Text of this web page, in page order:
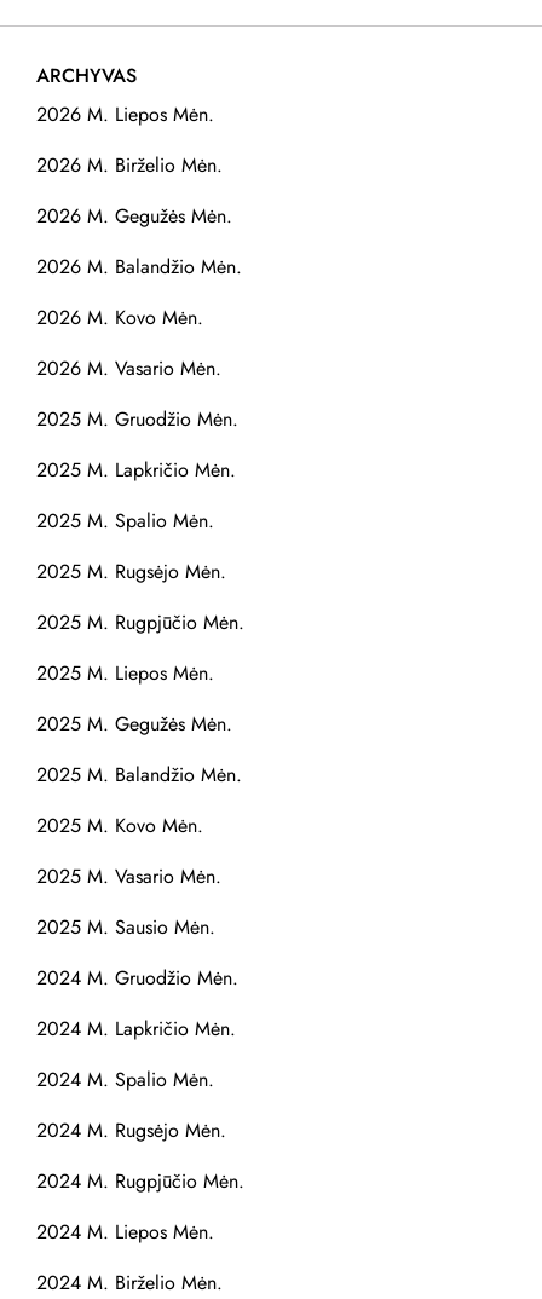
ARCHYVAS
2026 M. Liepos Mėn.
2026 M. Birželio Mėn.
2026 M. Gegužės Mėn.
2026 M. Balandžio Mėn.
2026 M. Kovo Mėn.
2026 M. Vasario Mėn.
2025 M. Gruodžio Mėn.
2025 M. Lapkričio Mėn.
2025 M. Spalio Mėn.
2025 M. Rugsėjo Mėn.
2025 M. Rugpjūčio Mėn.
2025 M. Liepos Mėn.
2025 M. Gegužės Mėn.
2025 M. Balandžio Mėn.
2025 M. Kovo Mėn.
2025 M. Vasario Mėn.
2025 M. Sausio Mėn.
2024 M. Gruodžio Mėn.
2024 M. Lapkričio Mėn.
2024 M. Spalio Mėn.
2024 M. Rugsėjo Mėn.
2024 M. Rugpjūčio Mėn.
2024 M. Liepos Mėn.
2024 M. Birželio Mėn.